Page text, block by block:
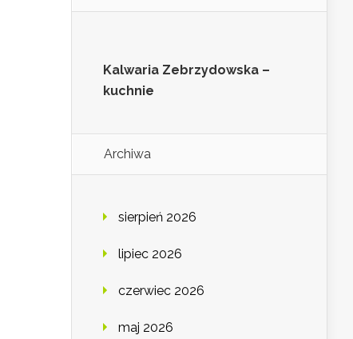
Kalwaria Zebrzydowska –
kuchnie
Archiwa
sierpień 2026
lipiec 2026
czerwiec 2026
maj 2026